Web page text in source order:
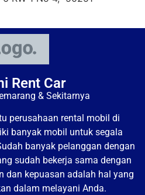
Rent Car
& Sekitarnya
perusahaan rental mobil di
banyak mobil untuk segala
banyak pelanggan dengan
sudah bekerja sama dengan
dan kepuasan adalah hal yang
dalam melayani Anda.